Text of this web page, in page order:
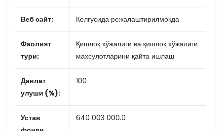
Веб сайт: Келгусида режалаштирилмоқда
Фаолият
тури:
Қишлоқ хўжалиги ва қишлоқ хўжалиги
маҳсулотларини қайта ишлаш
Давлат
улуши (%):
100
Устав
640 003 000.0